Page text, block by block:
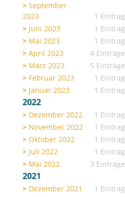
September
2023
1 Eintrag
Juni 2023
1 Eintrag
Mai 2023
1 Eintrag
April 2023
4 Einträge
März 2023
5 Einträge
Februar 2023
1 Eintrag
Januar 2023
1 Eintrag
2022
Dezember 2022
1 Eintrag
November 2022
1 Eintrag
Oktober 2022
1 Eintrag
Juli 2022
1 Eintrag
Mai 2022
3 Einträge
2021
Dezember 2021
1 Eintrag